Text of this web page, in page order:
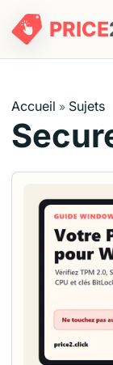
PRICE
Accueil » Sujets